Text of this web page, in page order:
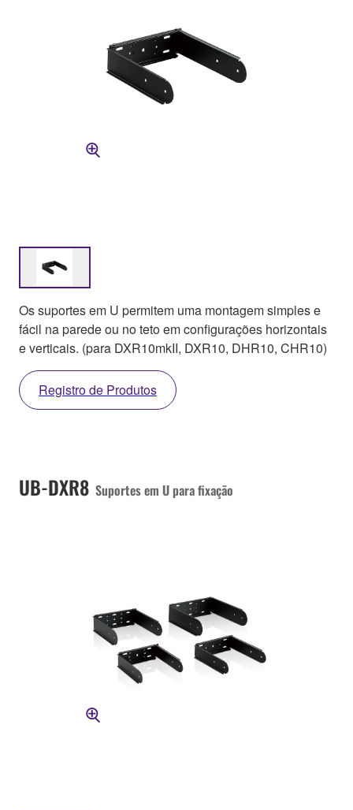
Os suportes em U permitem uma montagem simples e
fácil na parede ou no teto em configurações horizontais
e verticais. (para DXR10mkII, DXR10, DHR10, CHR10)
Registro de Produtos
UB-DXR8 Suportes em U para fixação